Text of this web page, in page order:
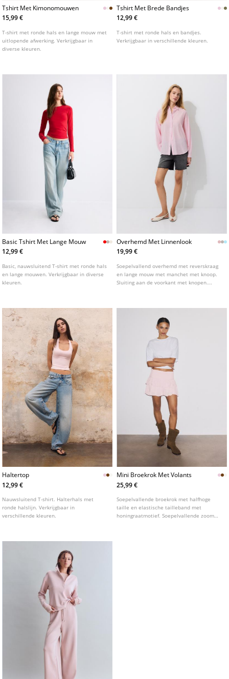
Tshirt Met Kimonomouwen
15,99 €
T-shirt met ronde hals en lange mouw met
uitlopende afwerking. Verkrijgbaar in
diverse kleuren.
Tshirt Met Brede Bandjes
12,99 €
T-shirt met ronde hals en bandjes.
Verkrijgbaar in verschillende kleuren.
Basic Tshirt Met Lange Mouw
12,99 €
Basic, nauwsluitend T-shirt met ronde hals
en lange mouwen. Verkrijgbaar in diverse
kleuren.
Overhemd Met Linnenlook
19,99 €
Soepelvallend overhemd met reverskraag
en lange mouw met manchet met knoop.
Sluiting aan de voorkant met knopen.
Haltertop
12,99 €
Nauwsluitend T-shirt. Halterhals met
ronde halslijn. Verkrijgbaar in
verschillende kleuren.
Mini Broekrok Met Volants
25,99 €
Soepelvallende broekrok met halfhoge
taille en elastische tailleband met
honingraatmotief. Soepelvallende zoom